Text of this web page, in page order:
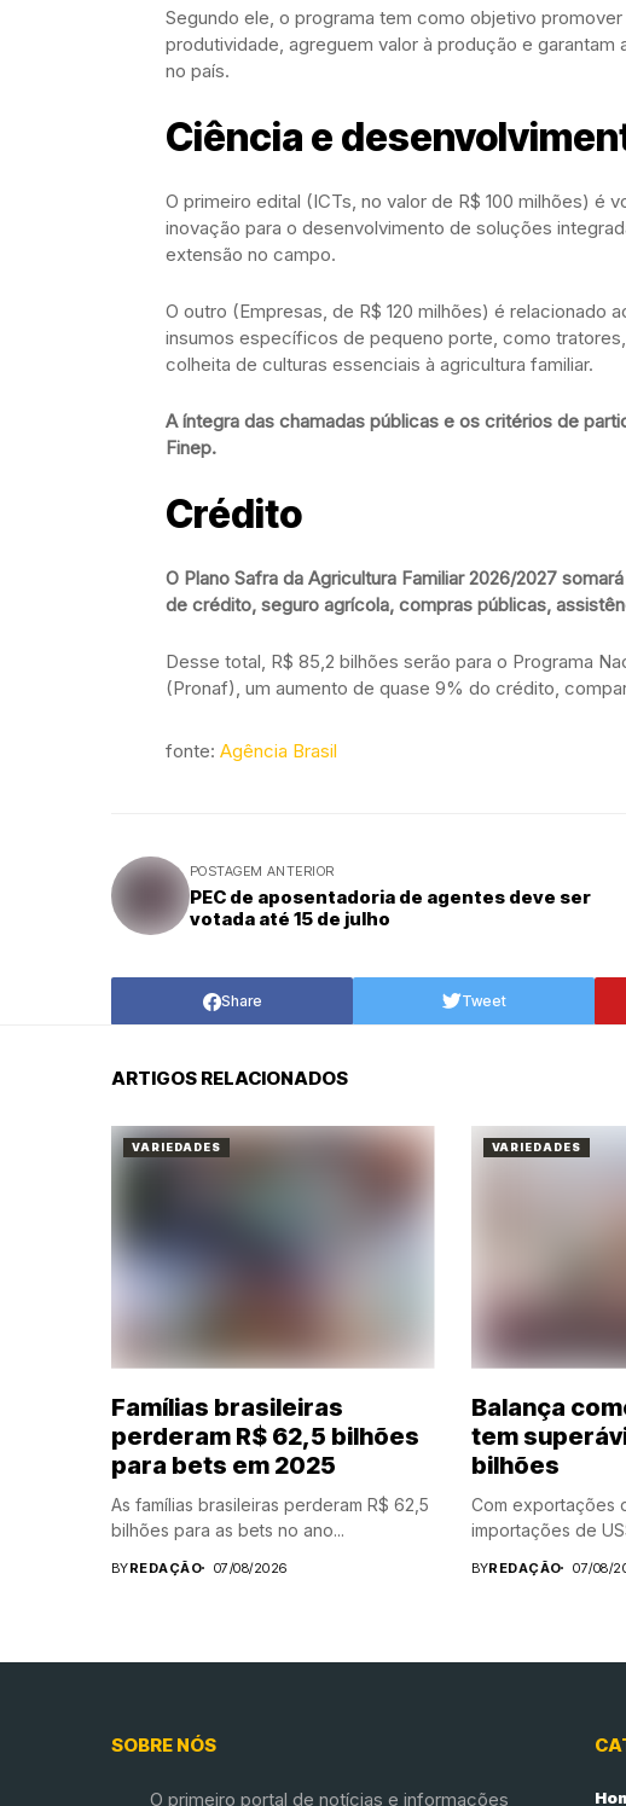
Segundo ele, o programa tem como objetivo
produtividade, agreguem valor à produção e
no país.
Ciência e
O primeiro edital (ICTs, no valor de R$ 100 milhões)
inovação para o desenvolvimento de soluções
extensão no campo.
O outro (Empresas, de R$ 120 milhões) é relacionado
insumos específicos de pequeno porte, como
colheita de culturas essenciais à agricultura familiar.
A íntegra das chamadas públicas e os critérios de
Finep.
Crédito
O Plano Safra da Agricultura Familiar 2026/2027
de crédito, seguro agrícola, compras públicas,
Desse total, R$ 85,2 bilhões serão para o Programa
(Pronaf), um aumento de quase 9% do crédito,
fonte: Agência Brasil
POSTAGEM ANTERIOR
PEC de aposentadoria de agentes deve ser
votada até 15 de julho
Share Tweet
ARTIGOS RELACIONADOS
VARIEDADES
Famílias brasileiras
perderam R$ 62,5 bilhões
para bets em 2025
As famílias brasileiras perderam R$ 62,5
bilhões para as bets no ano...
BYREDAÇÃO 07/08/2026
VARIEDADES
Balança
tem
bilhões
Com exportações
importações de
BYREDAÇÃO 07/08/
SOBRE NÓS
O primeiro portal de notícias e informações